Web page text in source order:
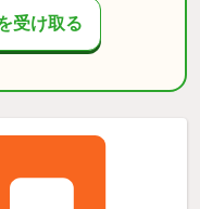
受け取る